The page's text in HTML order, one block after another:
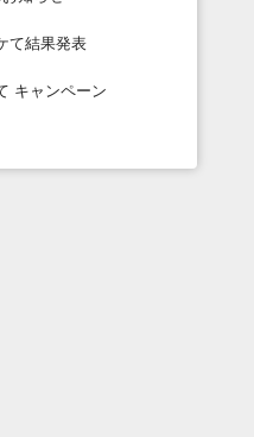
て結果発表
キャンペーン